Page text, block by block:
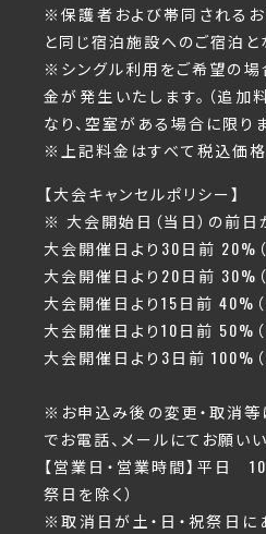
※保護者および帯同されるお
と同じ宿泊施設へのご宿泊と
※シングル利用をご希望の場
金が発生いたします。（追
なり、空室がある場合に限りま
※上記料金はすべて税込価格
【大会キャンセルポリシー】
※ 大会開始日（当日）の前日
大会開催日より30日前 20%
大会開催日より20日前 30%
大会開催日より15日前 40%
大会開催日より10日前 50%
大会開催日より3日前 100%
※お申込み後の変更・取消等
でお電話、メールにてお願いい
【営業日・営業時間】平日 10
祭日を除く）
※取消日が土・日・祝祭日に